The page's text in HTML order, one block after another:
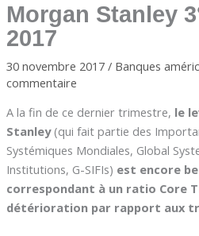
Morgan Stanley
2017
30 novembre 2017 / Banques
commentaire
A la fin de ce dernier trimestre, le
Stanley(qui fait partie des
Systémiques Mondiales, Global
Institutions, G-SIFIs) est encore
correspondant à un ratio Core
détérioration par rapport aux